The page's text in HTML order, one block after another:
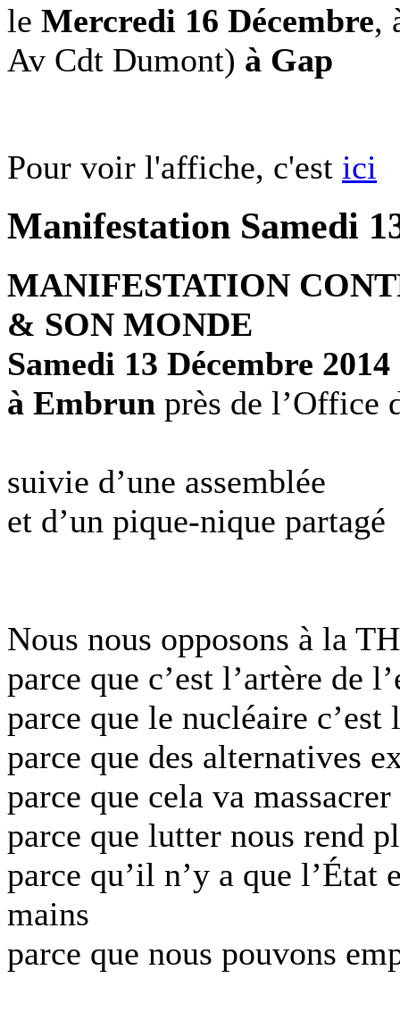
le Mercredi 16 Décembre,
Av Cdt Dumont) à Gap
Pour voir l'affiche, c'est ici
Manifestation Samedi
MANIFESTATION
& SON MONDE
Samedi 13 Décembre 2014
à Embrun près de l’Office
suivie d’une assemblée
et d’un pique-nique partagé
Nous nous opposons à la
parce que c’est l’artère de
parce que le nucléaire c’est
parce que des alternatives
parce que cela va
parce que lutter nous rend
parce qu’il n’y a que l’État
mains
parce que nous pouvons